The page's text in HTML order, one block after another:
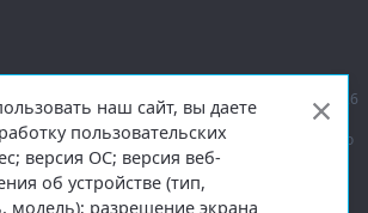
агентство Регион 29»,
© 2016–2026
с ограниченной ответственностью «Агентство
средств массовой
77-74226от 09.11.2018 выдано Федеральной
наш сайт, вы даете
пользовательских
версия ОС; версия веб-
об устройстве (тип,
модель); разрешение экрана